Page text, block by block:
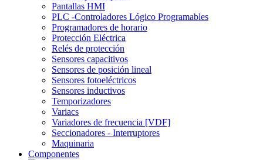
Pantallas HMI
PLC -Controladores Lógico Programables
Programadores de horario
Protección Eléctrica
Relés de protección
Sensores capacitivos
Sensores de posición lineal
Sensores fotoeléctricos
Sensores inductivos
Temporizadores
Variacs
Variadores de frecuencia [VDF]
Seccionadores - Interruptores
Maquinaria
Componentes